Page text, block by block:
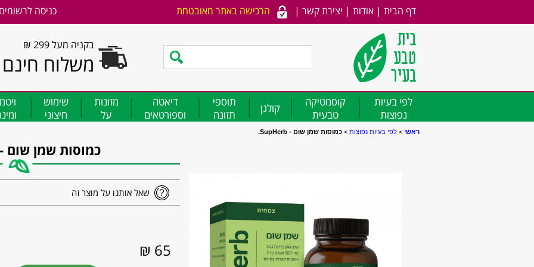
דף הבית | אודות | יצירת קשר | הרכישה באתר מאובטחת כניסה לרשומים
בקניה מעל 299 ₪
משלוח חינם
לפי בעיות
נפוצות
קוסמטיקה
טבעית
קולגן
תוספי
תזונה
דיאטה
וספורטאים
מזונות
על
שימוש
חיצוני
ראשי > לפי בעיות נפוצות > כמוסות שמן שום - SupHerb.
כמוסות שמן שום - SupHerb.
שאל אותנו על מוצר זה
65 ₪